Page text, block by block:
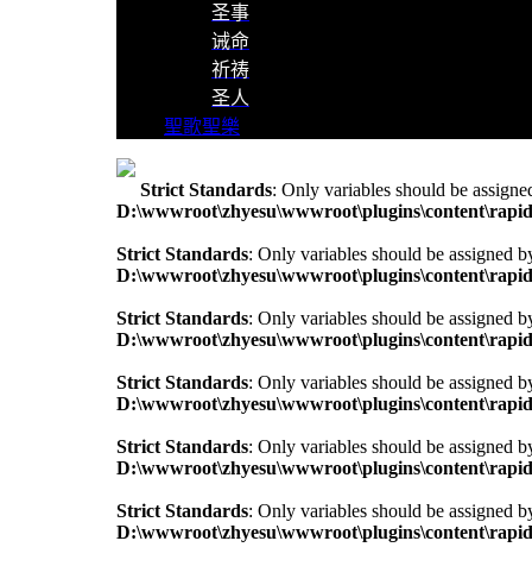
圣事
诫命
祈祷
圣人
聖歌聖樂
Strict Standards: Only variables should be
Strict Standards: Only variables should be assigned
Strict Standards: Only variables should be assigned
Strict Standards: Only variables should be assigned
Strict Standards: Only variables should be assigned
Strict Standards: Only variables should be assigned